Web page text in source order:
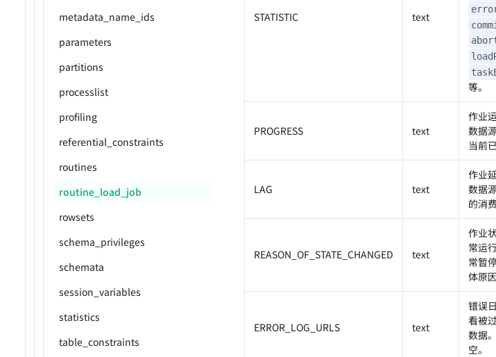
metadata_name_ids
parameters
partitions
processlist
profiling
referential_constraints
routines
routine_load_job
rowsets
schema_privileges
schemata
session_variables
statistics
table_constraints
STATISTIC text
等。
PROGRESS text
作业
数据
当前
LAG text
作业
数据
的消
REASON_OF_STATE_CHANGED text
作业
常运
常暂
体原因
ERROR_LOG_URLS text
错误
看被
数据
空。